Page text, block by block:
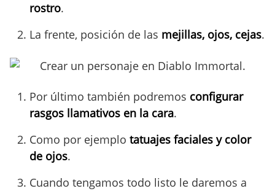
rostro.
La frente, posición de las mejillas, ojos, cejas.
Por último también podremos configurar
rasgos llamativos en la cara.
Como por ejemplo tatuajes faciales y color
de ojos.
Cuando tengamos todo listo le daremos a